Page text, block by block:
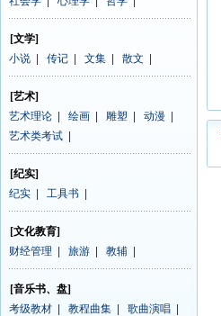
[文学]
小说
传记 文集 散文
[艺术]
艺术理论
绘画 雕塑 动漫
艺术类考试
[纪实]
纪实
工具书
[文化教育]
财经管理
旅游 教辅
[音乐书、盘]
考级教材
教程曲集 歌曲演唱